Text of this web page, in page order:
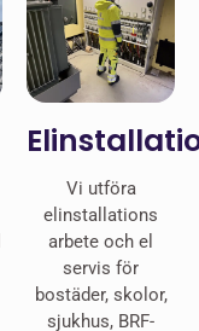
Vi utföra
elinstallations
arbete och el
servis för
bostäder, skolor,
sjukhus, BRF-